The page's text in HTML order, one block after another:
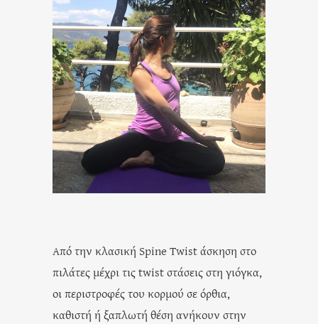
Από την κλασική Spine Twist άσκηση στο
πιλάτες μέχρι τις twist στάσεις στη γιόγκα,
οι περιστροφές του κορμού σε όρθια,
καθιστή ή ξαπλωτή θέση ανήκουν στην